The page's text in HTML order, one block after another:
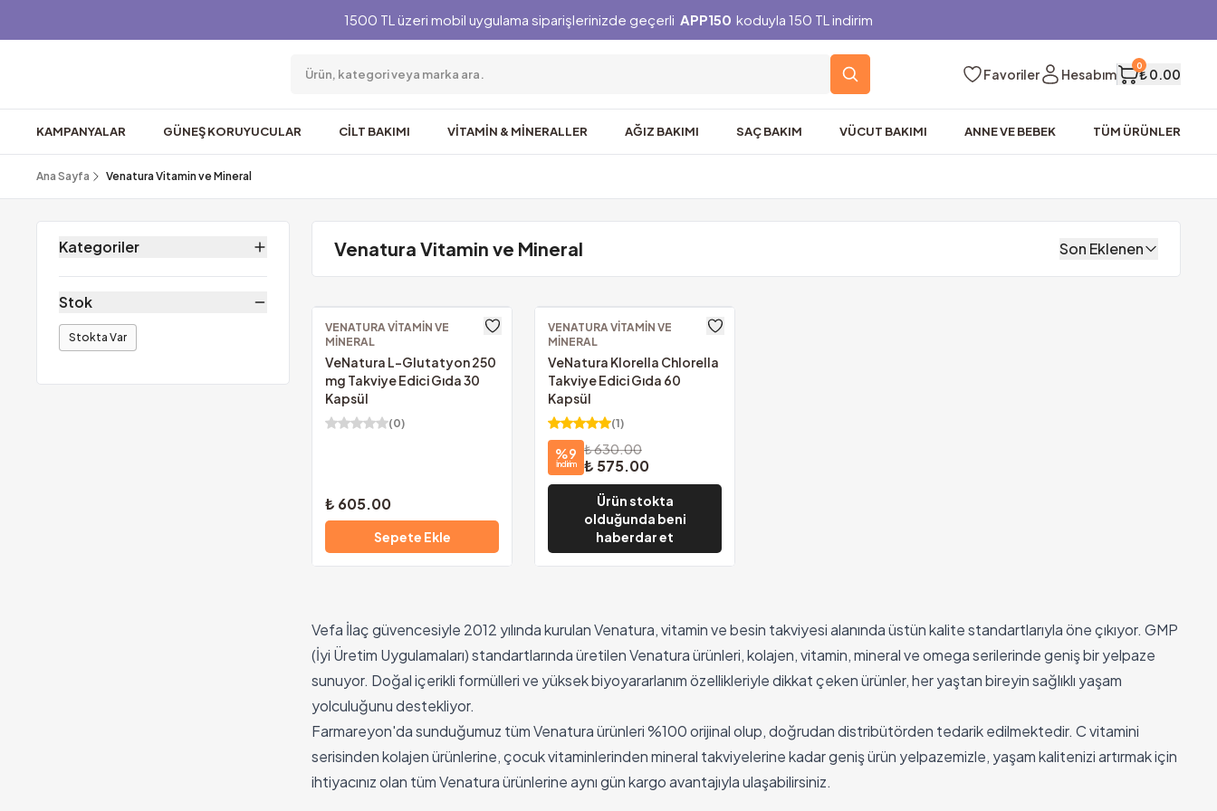
1500 TL üzeri mobil uygulama siparişlerinizde geçerli APP150 koduyla 150 TL indirim
Favoriler Hesabım
0
₺ 0.00
KAMPANYALAR GÜNEŞ KORUYUCULAR CİLT BAKIMI VİTAMİN & MİNERALLER AĞIZ BAKIMI SAÇ BAKIM VÜCUT BAKIMI ANNE VE BEBEK TÜM ÜRÜNLER
Ana Sayfa Venatura Vitamin ve Mineral
Kategoriler
Stok
Stokta Var
Venatura Vitamin ve Mineral Son Eklenen
VENATURA VITAMIN VE
MINERAL
VeNatura L-Glutatyon 250
mg Takviye Edici Gıda 30
Kapsül
(0)
₺ 605.00
Sepete Ekle
VENATURA VITAMIN VE
MINERAL
VeNatura Klorella Chlorella
Takviye Edici Gıda 60
Kapsül
(1)
%9
İndirim
₺ 630.00
₺ 575.00
Ürün stokta
olduğunda beni
haberdar et
Vefa İlaç güvencesiyle 2012 yılında kurulan Venatura, vitamin ve besin takviyesi alanında üstün kalite standartlarıyla öne çıkıyor. GMP
(İyi Üretim Uygulamaları) standartlarında üretilen Venatura ürünleri, kolajen, vitamin, mineral ve omega serilerinde geniş bir yelpaze
sunuyor. Doğal içerikli formülleri ve yüksek biyoyararlanım özellikleriyle dikkat çeken ürünler, her yaştan bireyin sağlıklı yaşam
yolculuğunu destekliyor.
Farmareyon'da sunduğumuz tüm Venatura ürünleri %100 orijinal olup, doğrudan distribütörden tedarik edilmektedir. C vitamini
serisinden kolajen ürünlerine, çocuk vitaminlerinden mineral takviyelerine kadar geniş ürün yelpazemizle, yaşam kalitenizi artırmak için
ihtiyacınız olan tüm Venatura ürünlerine aynı gün kargo avantajıyla ulaşabilirsiniz.